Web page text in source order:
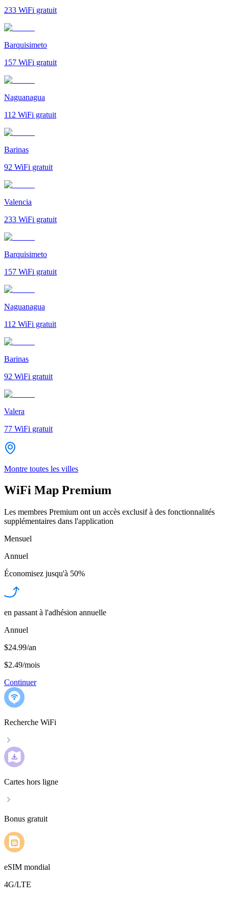
233 WiFi gratuit
Barquisimeto
157 WiFi gratuit
Naguanagua
112 WiFi gratuit
Barinas
92 WiFi gratuit
Valencia
233 WiFi gratuit
Barquisimeto
157 WiFi gratuit
Naguanagua
112 WiFi gratuit
Barinas
92 WiFi gratuit
Valera
77 WiFi gratuit
Montre toutes les villes
WiFi Map Premium
Les membres Premium ont un accès exclusif à des fonctionnalités
supplémentaires dans l'application
Mensuel
Annuel
Économisez jusqu'à 50%
en passant à l'adhésion annuelle
Annuel
$24.99/an
$2.49/mois
Continuer
Recherche WiFi
Cartes hors ligne
Bonus gratuit
eSIM mondial
4G/LTE